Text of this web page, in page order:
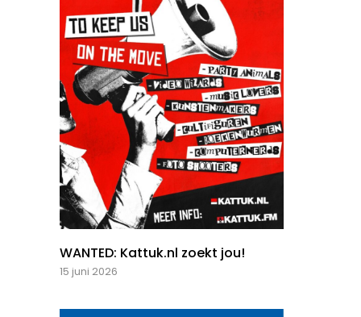
WANTED: Kattuk.nl zoekt jou!
15 juni 2026